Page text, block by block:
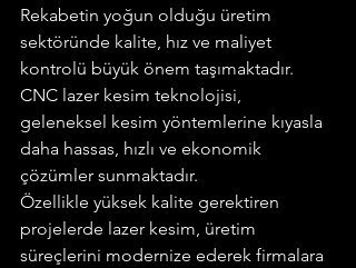
Rekabetin yoğun olduğu üretim
sektöründe kalite, hız ve maliyet
kontrolü büyük önem taşımaktadır.
CNC lazer kesim teknolojisi,
geleneksel kesim yöntemlerine kıyasla
daha hassas, hızlı ve ekonomik
çözümler sunmaktadır.
Özellikle yüksek kalite gerektiren
projelerde lazer kesim, üretim
süreçlerini modernize ederek firmalara